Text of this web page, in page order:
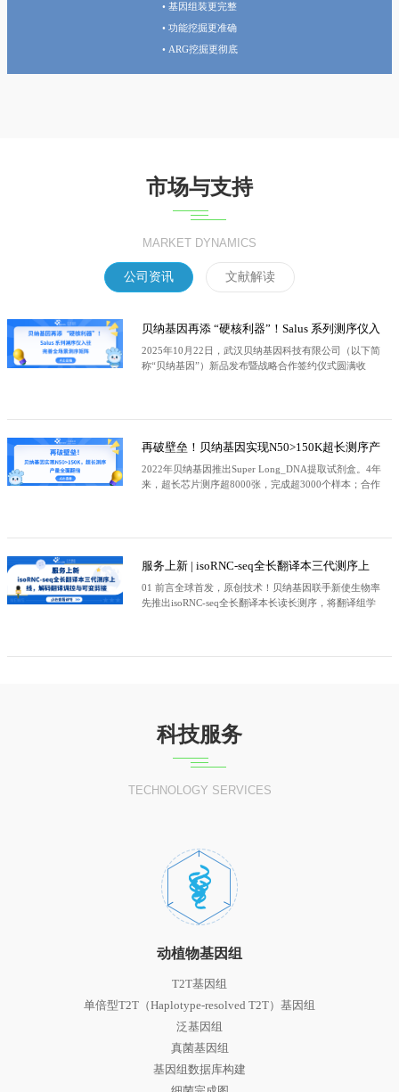
• 基因组装更完整
• 功能挖掘更准确
• ARG挖掘更彻底
市场与支持
MARKET DYNAMICS
公司资讯 文献解读
贝纳基因再添 “硬核利器”！Salus 系列测序仪入
驻，完善全场景测序矩阵
2025年10月22日，武汉贝纳基因科技有限公司（以下简
称“贝纳基因”）新品发布暨战略合作签约仪式圆满收
再破壁垒！贝纳基因实现N50>150K超长测序产
量全面翻倍
2022年贝纳基因推出Super Long_DNA提取试剂盒。4年
来，超长芯片测序超8000张，完成超3000个样本；合作
服务上新 | isoRNC-seq全长翻译本三代测序上
线，解码翻译调控与可变剪接
01 前言全球首发，原创技术！贝纳基因联手新使生物率
先推出isoRNC-seq全长翻译本长读长测序，将翻译组学
科技服务
TECHNOLOGY SERVICES
动植物基因组
T2T基因组
单倍型T2T（Haplotype-resolved T2T）基因组
泛基因组
真菌基因组
基因组数据库构建